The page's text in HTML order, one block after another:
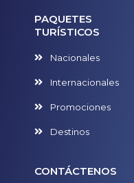
PAQUETES
TURÍSTICOS
Nacionales
Internacionales
Promociones
Destinos
CONTÁCTENOS